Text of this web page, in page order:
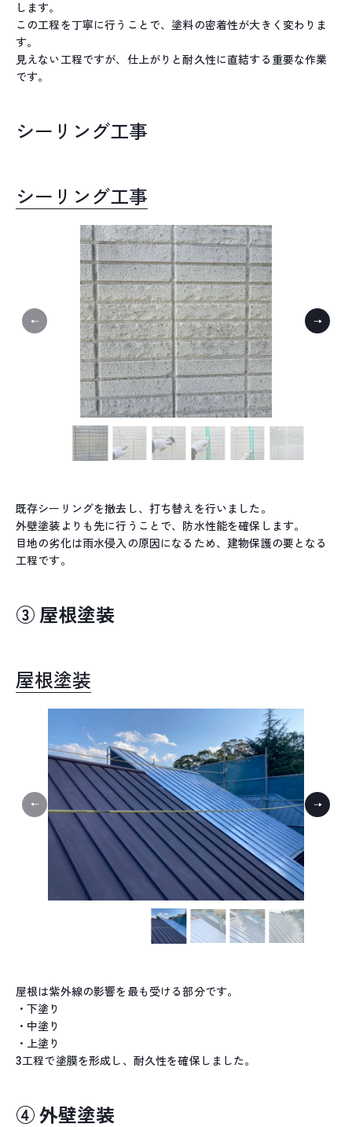
します。
この工程を丁寧に行うことで、塗料の密着性が大きく変わりま
す。
見えない工程ですが、仕上がりと耐久性に直結する重要な作業
です。
シーリング工事
シーリング工事
既存シーリングを撤去し、打ち替えを行いました。
外壁塗装よりも先に行うことで、防水性能を確保します。
目地の劣化は雨水侵入の原因になるため、建物保護の要となる
工程です。
③ 屋根塗装
屋根塗装
屋根は紫外線の影響を最も受ける部分です。
・下塗り
・中塗り
・上塗り
3工程で塗膜を形成し、耐久性を確保しました。
④ 外壁塗装